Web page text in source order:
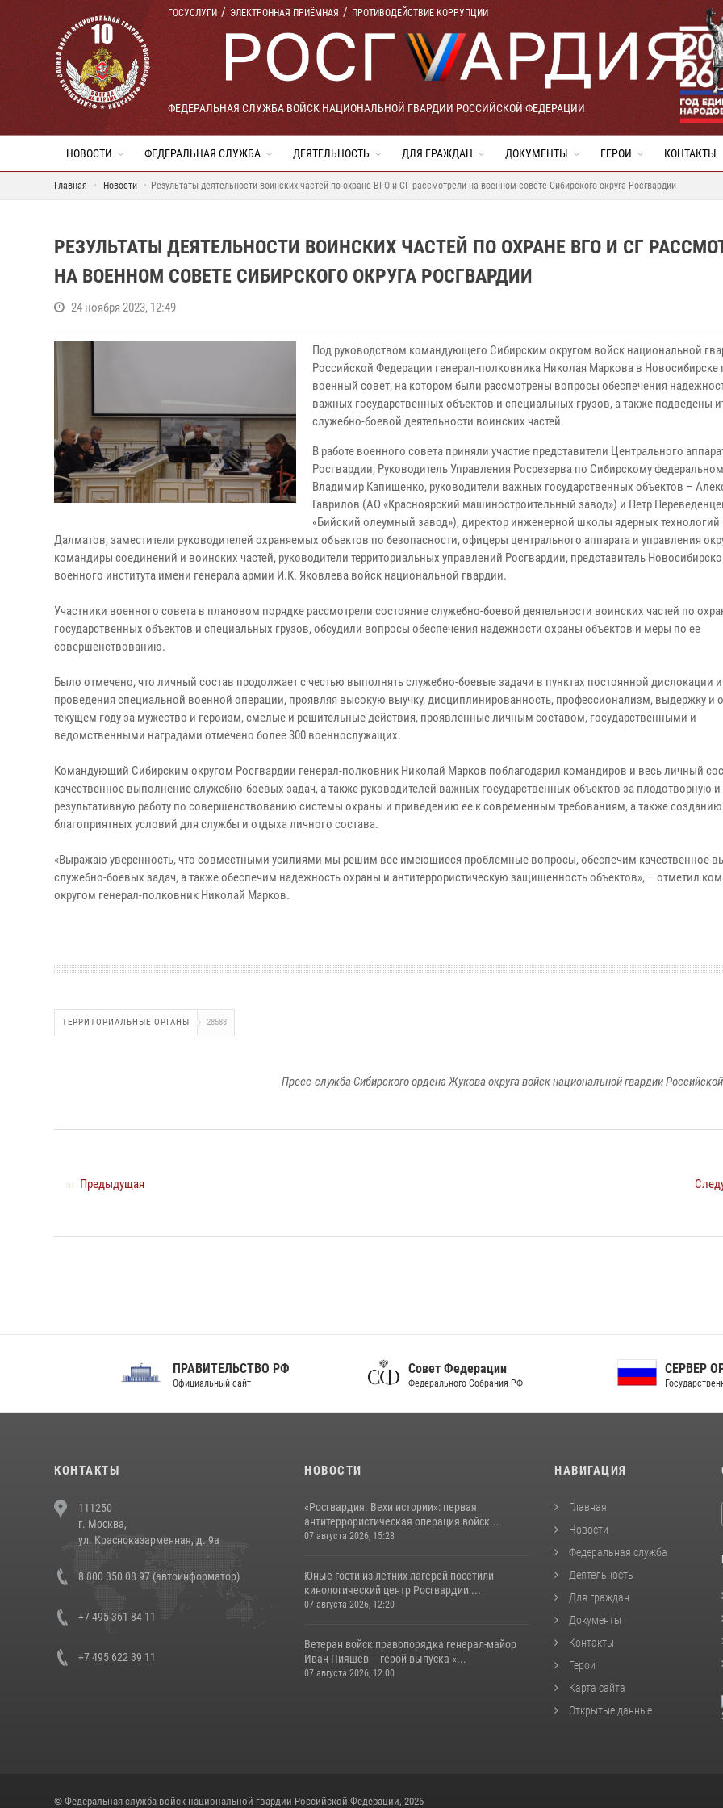
ГОСУСЛУГИ ЭЛЕКТРОННАЯ ПРИЁМНАЯ ПРОТИВОДЕЙСТВИЕ КОРРУПЦИИ
ФЕДЕРАЛЬНАЯ СЛУЖБА ВОЙСК НАЦИОНАЛЬНОЙ ГВАРДИИ РОССИЙСКОЙ ФЕДЕРАЦИИ
НОВОСТИ ФЕДЕРАЛЬНАЯ СЛУЖБА ДЕЯТЕЛЬНОСТЬ ДЛЯ ГРАЖДАН ДОКУМЕНТЫ ГЕРОИ КОНТАКТЫ
Главная Новости Результаты деятельности воинских частей по охране ВГО и СГ рассмотрели на военном совете Сибирского округа Росгвардии
РЕЗУЛЬТАТЫ ДЕЯТЕЛЬНОСТИ ВОИНСКИХ ЧАСТЕЙ ПО ОХРАНЕ ВГО И СГ
НА ВОЕННОМ СОВЕТЕ СИБИРСКОГО ОКРУГА РОСГВАРДИИ
24 ноября 2023, 12:49
Под руководством командующего Сибирским округом войск национальной
Российской Федерации генерал-полковника Николая Маркова в
военный совет, на котором были рассмотрены вопросы обеспечения
важных государственных объектов и специальных грузов, а также подведены
служебно-боевой деятельности воинских частей.
В работе военного совета приняли участие представители Центрального
Росгвардии, Руководитель Управления Росрезерва по Сибирскому
Владимир Капищенко, руководители важных государственных объектов –
Гаврилов (АО «Красноярский машиностроительный завод») и Петр
«Бийский олеумный завод»), директор инженерной школы ядерных технологий
Далматов, заместители руководителей охраняемых объектов по безопасности, офицеры центрального аппарата и управления
командиры соединений и воинских частей, руководители территориальных управлений Росгвардии, представитель
военного института имени генерала армии И.К. Яковлева войск национальной гвардии.
Участники военного совета в плановом порядке рассмотрели состояние служебно-боевой деятельности воинских частей по
государственных объектов и специальных грузов, обсудили вопросы обеспечения надежности охраны объектов и меры по ее
совершенствованию.
Было отмечено, что личный состав продолжает с честью выполнять служебно-боевые задачи в пунктах постоянной дислокации
проведения специальной военной операции, проявляя высокую выучку, дисциплинированность, профессионализм, выдержку и
текущем году за мужество и героизм, смелые и решительные действия, проявленные личным составом, государственными и
ведомственными наградами отмечено более 300 военнослужащих.
Командующий Сибирским округом Росгвардии генерал-полковник Николай Марков поблагодарил командиров и весь личный
качественное выполнение служебно-боевых задач, а также руководителей важных государственных объектов за плодотворную и
результативную работу по совершенствованию системы охраны и приведению ее к современным требованиям, а также созданию
благоприятных условий для службы и отдыха личного состава.
«Выражаю уверенность, что совместными усилиями мы решим все имеющиеся проблемные вопросы, обеспечим качественное
служебно-боевых задач, а также обеспечим надежность охраны и антитеррористическую защищенность объектов», – отметил
округом генерал-полковник Николай Марков.
ТЕРРИТОРИАЛЬНЫЕ ОРГАНЫ 28588
Пресс-служба Сибирского ордена Жукова округа войск национальной гвардии
← Предыдущая
ПРАВИТЕЛЬСТВО РФ
Официальный сайт
Совет Федерации
Федерального Собрания РФ
СЕРВЕР ОРГАНОВ
Государственной власти РФ
КОНТАКТЫ
111250
г. Москва,
ул. Красноказарменная, д. 9а
8 800 350 08 97 (автоинформатор)
+7 495 361 84 11
+7 495 622 39 11
НОВОСТИ
«Росгвардия. Вехи истории»: первая
антитеррористическая операция войск...
07 августа 2026, 15:28
Юные гости из летних лагерей посетили
кинологический центр Росгвардии ...
07 августа 2026, 12:20
Ветеран войск правопорядка генерал-майор
Иван Пияшев – герой выпуска «...
07 августа 2026, 12:00
НАВИГАЦИЯ
Главная
Новости
Федеральная служба
Деятельность
Для граждан
Документы
Контакты
Герои
Карта сайта
Открытые данные
© Федеральная служба войск национальной гвардии Российской Федерации, 2026